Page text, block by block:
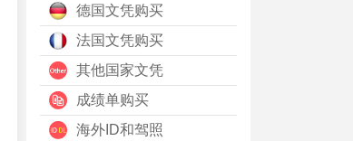
德国文凭购买
法国文凭购买
其他国家文凭
成绩单购买
海外ID和驾照